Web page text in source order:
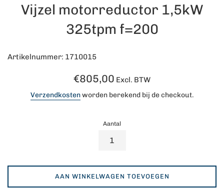
Vijzel motorreductor 1,5kW
325tpm f=200
Artikelnummer: 1710015
Normale
€805,00 Excl. BTW
Verzendkostenworden berekend bij de checkout.
Aantal
AAN WINKELWAGEN TOEVOEGEN